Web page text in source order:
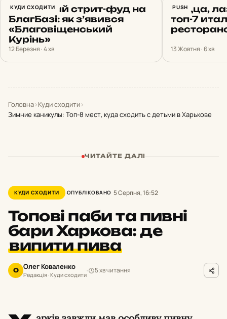
КУДИ СХОДИТИ
Козацький стрит-фуд на
БлагБазі: як з’явився
«Благовіщенський
Курінь»
12 Березня · 4 хв
PUSH
Пицца,
топ-7
13 Жовтня · 6 хв
Головна›Куди сходити›
Зимние каникулы: Топ-8 мест, куда сходить с детьми в Харькове
ЧИТАЙТЕ ДАЛІ
КУДИ СХОДИТИ ОПУБЛІКОВАНО 5 Серпня, 16:52
Топові паби та пивні
бари Харкова: де
випити пива
О Олег Коваленко
Редакція · Куди сходити
5 хв читання